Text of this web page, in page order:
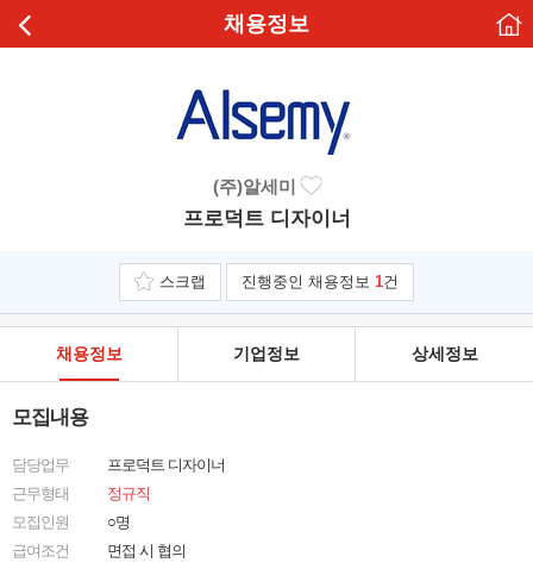
채용정보
(주)알세미
프로덕트 디자이너
스크랩 진행중인 채용정보 1건
채용정보 기업정보 상세정보
모집내용
담당업무
프로덕트 디자이너
근무형태
정규직
모집인원
○명
급여조건
면접 시 협의